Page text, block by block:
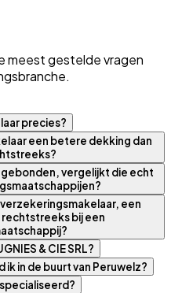
meest gestelde vragen
precies?
een betere dekking dan
vergelijkt die echt
een
bij een
& CIE SRL?
in de buurt van Peruwelz?